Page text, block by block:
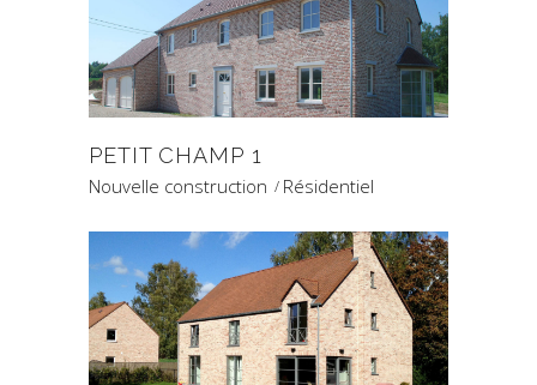
PETIT CHAMP 1
Nouvelle construction Résidentiel